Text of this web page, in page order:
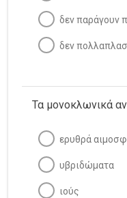
δεν παράγουν
δεν
Τα μονοκλωνικά
ερυθρά
υβριδώματα
ιούς